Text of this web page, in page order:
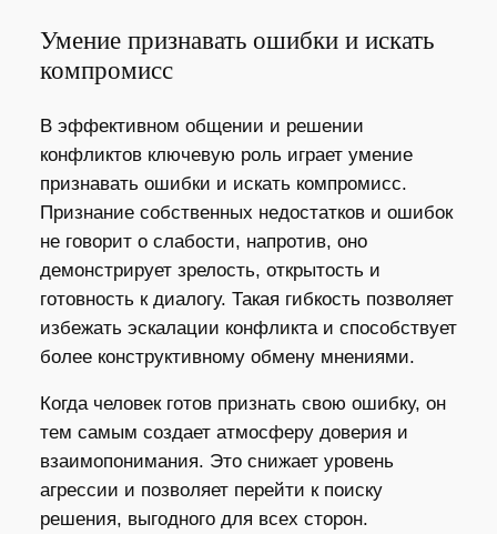
Умение признавать ошибки и искать
компромисс
В эффективном общении и решении
конфликтов ключевую роль играет умение
признавать ошибки и искать компромисс.
Признание собственных недостатков и ошибок
не говорит о слабости, напротив, оно
демонстрирует зрелость, открытость и
готовность к диалогу. Такая гибкость позволяет
избежать эскалации конфликта и способствует
более конструктивному обмену мнениями.
Когда человек готов признать свою ошибку, он
тем самым создает атмосферу доверия и
взаимопонимания. Это снижает уровень
агрессии и позволяет перейти к поиску
решения, выгодного для всех сторон.